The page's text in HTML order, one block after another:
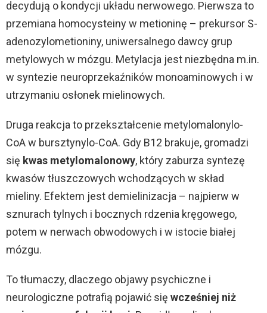
decydują o kondycji układu nerwowego. Pierwsza to
przemiana homocysteiny w metioninę – prekursor S-
adenozylometioniny, uniwersalnego dawcy grup
metylowych w mózgu. Metylacja jest niezbędna m.in.
w syntezie neuroprzekaźników monoaminowych i w
utrzymaniu osłonek mielinowych.
Druga reakcja to przekształcenie metylomalonylo-
CoA w bursztynylo-CoA. Gdy B12 brakuje, gromadzi
się kwas metylomalonowy, który zaburza syntezę
kwasów tłuszczowych wchodzących w skład
mieliny. Efektem jest demielinizacja – najpierw w
sznurach tylnych i bocznych rdzenia kręgowego,
potem w nerwach obwodowych i w istocie białej
mózgu.
To tłumaczy, dlaczego objawy psychiczne i
neurologiczne potrafią pojawić się wcześniej niż